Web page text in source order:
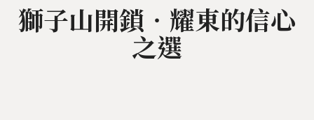
獅子山開鎖‧耀東的信心
之選